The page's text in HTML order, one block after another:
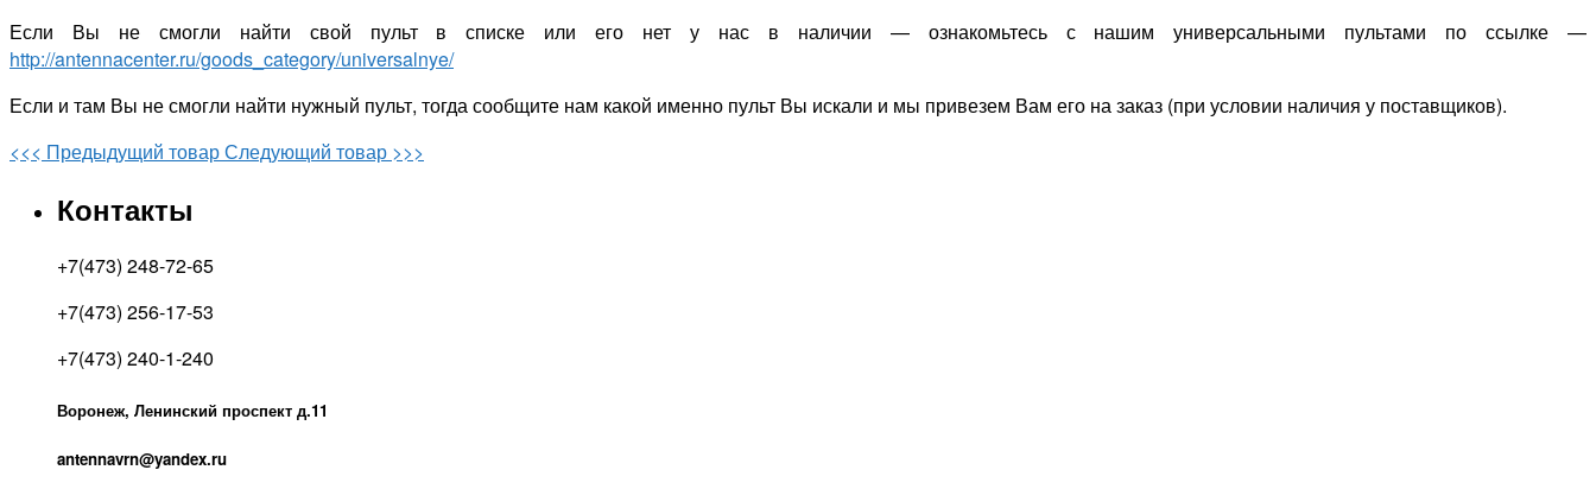
Если Вы не смогли найти свой пульт в списке или его нет у нас в наличии — ознакомьтесь с нашим универсальными пультами по ссылке —
http://antennacenter.ru/goods_category/universalnye/
Если и там Вы не смогли найти нужный пульт, тогда сообщите нам какой именно пульт Вы искали и мы привезем Вам его на заказ (при условии наличия у поставщиков).
<<< Предыдущий товарСледующий товар >>>
Контакты
+7(473) 248-72-65
+7(473) 256-17-53
+7(473) 240-1-240
Воронеж, Ленинский проспект д.11
antennavrn@yandex.ru